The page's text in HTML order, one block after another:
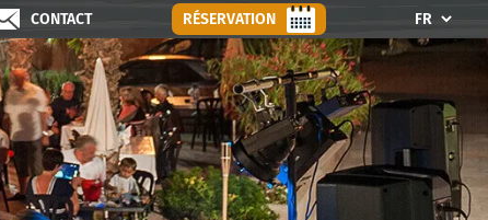
CONTACT RÉSERVATION